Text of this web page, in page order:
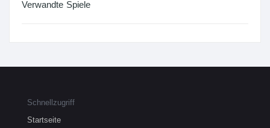
Verwandte Spiele
Schnellzugriff
Startseite